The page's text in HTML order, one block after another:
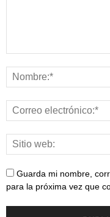
Guarda mi nombre,
para la próxima vez que